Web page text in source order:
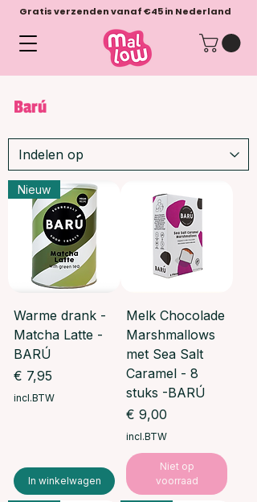
Gratis verzenden vanaf €45 in Nederland
Barú
Nieuw
Warme drank -
Matcha Latte -
BARÚ
Prijs
€ 7,95
incl.BTW
In winkelwagen
Melk Chocolade
Marshmallows
met Sea Salt
Caramel - 8
stuks -BARÚ
Prijs
€ 9,00
incl.BTW
Niet op
voorraad